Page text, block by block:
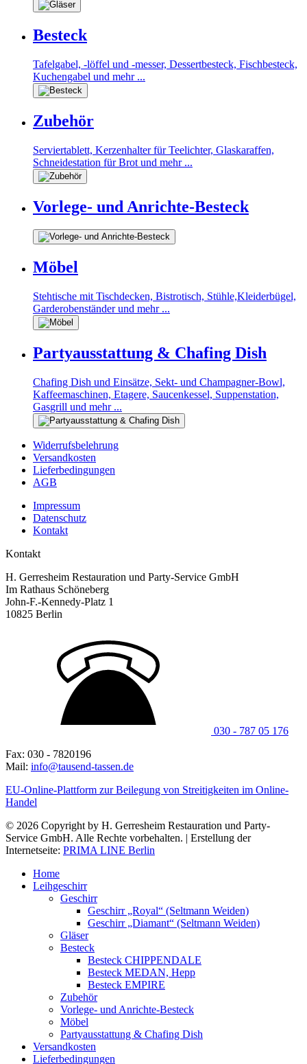
Besteck
Tafelgabel, -löffel und -messer, Dessertbesteck, Fischbesteck,
Kuchengabel und mehr ...
Zubehör
Serviertablett, Kerzenhalter für Teelichter, Glaskaraffen,
Schneidestation für Brot und mehr ...
Vorlege- und Anrichte-Besteck
Möbel
Stehtische mit Tischdecken, Bistrotisch, Stühle,Kleiderbügel,
Garderobenständer und mehr ...
Partyausstattung & Chafing Dish
Chafing Dish und Einsätze, Sekt- und Champagner-Bowl,
Kaffeemaschinen, Etagere, Saucenkessel, Suppenstation,
Gasgrill und mehr ...
Widerrufsbelehrung
Versandkosten
Lieferbedingungen
AGB
Impressum
Datenschutz
Kontakt
Kontakt
H. Gerresheim Restauration und Party-Service GmbH
Im Rathaus Schöneberg
John-F.-Kennedy-Platz 1
10825 Berlin
030 - 787 05 176
Fax: 030 - 7820196
Mail: info@tausend-tassen.de
EU-Online-Plattform zur Beilegung von Streitigkeiten im Online-
Handel
© 2026 Copyright by H. Gerresheim Restauration und Party-
Service GmbH. Alle Rechte vorbehalten. | Erstellung der
Internetseite: PRIMA LINE Berlin
Home
Leihgeschirr
Geschirr
Geschirr „Royal“ (Seltmann Weiden)
Geschirr „Diamant“ (Seltmann Weiden)
Gläser
Besteck
Besteck CHIPPENDALE
Besteck MEDAN, Hepp
Besteck EMPIRE
Zubehör
Vorlege- und Anrichte-Besteck
Möbel
Partyausstattung & Chafing Dish
Versandkosten
Lieferbedingungen